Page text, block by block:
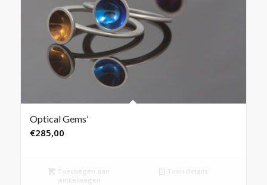
Optical Gems’
€285,00
Toevoegen aan
winkelwagen
Toon details